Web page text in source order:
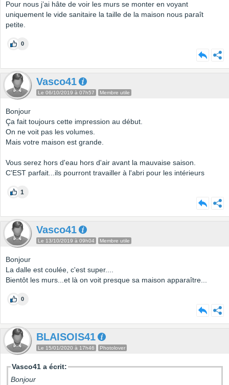
Pour nous j’ai hâte de voir les murs se monter en voyant
uniquement le vide sanitaire la taille de la maison nous paraît
petite.
0
Vasco41
Le 06/10/2019 à 07h57 Membre utile
Bonjour
Ça fait toujours cette impression au début.
On ne voit pas les volumes.
Mais votre maison est grande.
Vous serez hors d'eau hors d'air avant la mauvaise saison.
C'EST parfait...ils pourront travailler à l'abri pour les intérieurs
1
Vasco41
Le 13/10/2019 à 09h04 Membre utile
Bonjour
La dalle est coulée, c'est super....
Bientôt les murs...et là on voit presque sa maison apparaître...
0
BLAISOIS41
Le 15/01/2020 à 17h46 Photolover
Vasco41 a écrit:
Bonjour